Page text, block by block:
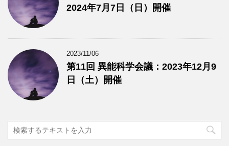
2024年7月7日（日）開催
2023/11/06
第11回 異能科学会議：2023年12月9
日（土）開催